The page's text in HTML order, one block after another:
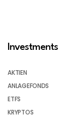
Investments
AKTIEN
ANLAGEFONDS
ETFS
KRYPTOS